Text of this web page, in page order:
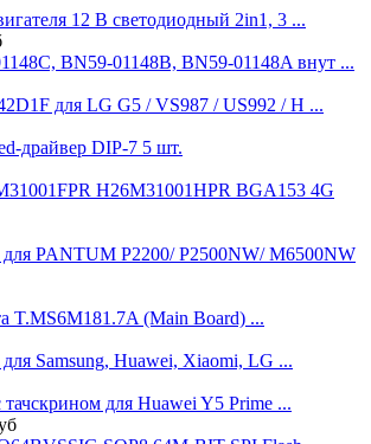
12 В светодиодный 2in1, 3 ...
BN59-01148B, BN59-01148A внут ...
для LG G5 / VS987 / US992 / H ...
драйвер DIP-7 5 шт.
H26M31001HPR BGA153 4G
PANTUM P2200/ P2500NW/ M6500NW
T.MS6M181.7A (Main Board) ...
Samsung, Huawei, Xiaomi, LG ...
для Huawei Y5 Prime ...